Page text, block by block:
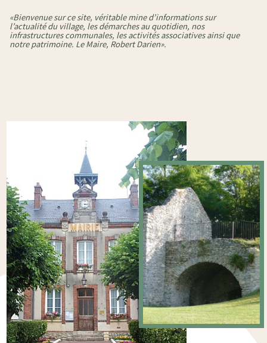
«Bienvenue sur ce site, véritable mine d’informations sur
l’actualité du village, les démarches au quotidien, nos
infrastructures communales, les activités associatives ainsi que
notre patrimoine. Le Maire, Robert Darien».